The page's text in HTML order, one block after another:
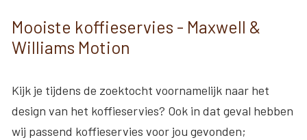
Mooiste koffieservies - Maxwell &
Williams Motion
Kijk je tijdens de zoektocht voornamelijk naar het
design van het koffieservies? Ook in dat geval hebben
wij passend koffieservies voor jou gevonden;